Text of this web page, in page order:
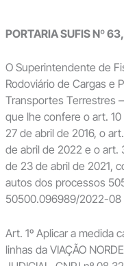
PORTARIA SUFIS Nº
O Superintendente de
Rodoviário de Cargas e
Transportes Terrestres
que lhe confere o art.
27 de abril de 2016, o
de abril de 2022 e o art.
de 23 de abril de 2021,
autos dos processos
50500.096989/2022-08
Art. 1º Aplicar a medida
linhas da VIAÇÃO